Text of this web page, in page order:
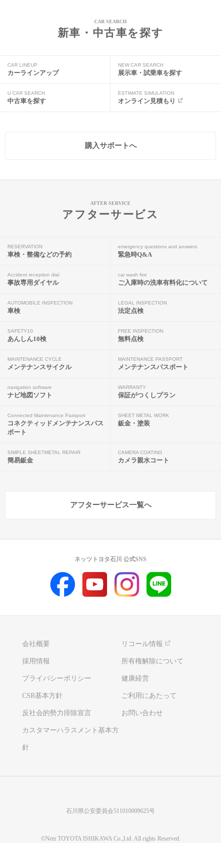
CAR SEARCH
新車・中古車を探す
CAR LINEUP
カーラインアップ
NEW CAR SEARCH
展示車・試乗車を探す
U CAR SEARCH
中古車を探す
ESTIMATE SIMULATION
オンライン見積もり
購入サポートへ
AFTER SERVICE
アフターサービス
RESERVATION
車検・整備などの予約
emergency questions and answers
緊急時Q&A
Accident reception dial
事故専用ダイヤル
car wash fee
ご入庫時の洗車有料化について
AUTOMOBILE INSPECTION
車検
LEGAL INSPECTION
法定点検
SAFETY10
あんしん10検
FREE INSPECTION
無料点検
MAINTENANCE CYCLE
メンテナンスサイクル
MAINTENANCE PASSPORT
メンテナンスパスポート
navigation software
ナビ地図ソフト
WARRANTY
保証がつくしプラン
Connected Maintenance Passport
コネクティッドメンテナンスパス
ポート
SHEET METAL WORK
鈑金・塗装
SIMPLE SHEETMETAL REPAIR
簡易鈑金
CAMERA COATING
カメラ親水コート
アフターサービス一覧へ
会社概要 リコール情報
採用情報 所有権解除について
プライバシーポリシー 健康経営
CSR基本方針 ご利用にあたって
反社会的勢力排除宣言 お問い合わせ
カスタマーハラスメント基本方
針
ネッツトヨタ石川 公式SNS
石川県公安委員会511010009625号
©Netz TOYOTA ISHIKAWA Co.,Ltd. All rights Reserved.